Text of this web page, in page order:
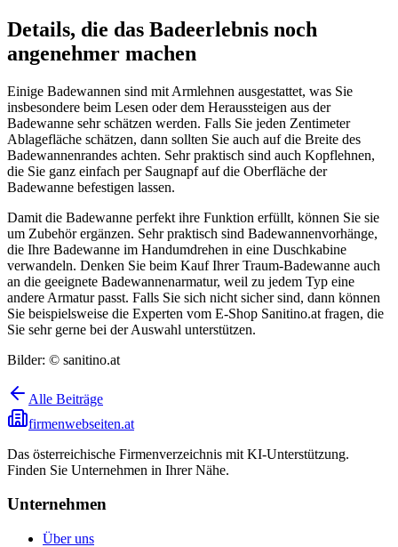
Details, die das Badeerlebnis noch
angenehmer machen
Einige Badewannen sind mit Armlehnen ausgestattet, was Sie
insbesondere beim Lesen oder dem Heraussteigen aus der
Badewanne sehr schätzen werden. Falls Sie jeden Zentimeter
Ablagefläche schätzen, dann sollten Sie auch auf die Breite des
Badewannenrandes achten. Sehr praktisch sind auch Kopflehnen,
die Sie ganz einfach per Saugnapf auf die Oberfläche der
Badewanne befestigen lassen.
Damit die Badewanne perfekt ihre Funktion erfüllt, können Sie sie
um Zubehör ergänzen. Sehr praktisch sind Badewannenvorhänge,
die Ihre Badewanne im Handumdrehen in eine Duschkabine
verwandeln. Denken Sie beim Kauf Ihrer Traum-Badewanne auch
an die geeignete Badewannenarmatur, weil zu jedem Typ eine
andere Armatur passt. Falls Sie sich nicht sicher sind, dann können
Sie beispielsweise die Experten vom E-Shop Sanitino.at fragen, die
Sie sehr gerne bei der Auswahl unterstützen.
Bilder: © sanitino.at
Alle Beiträge
firmenwebseiten.at
Das österreichische Firmenverzeichnis mit KI-Unterstützung.
Finden Sie Unternehmen in Ihrer Nähe.
Unternehmen
Über uns